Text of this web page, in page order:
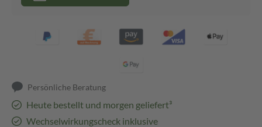
Persönliche Beratung
Heute bestellt und morgen geliefert³
Wechselwirkungscheck inklusive